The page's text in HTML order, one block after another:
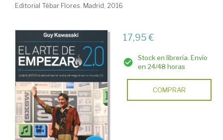
Editorial Tébar Flores. Madrid, 2016
17,95 €
Stock en librería. Envío
en 24/48 horas
COMPRAR